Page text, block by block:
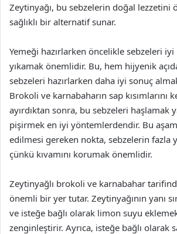
Zeytinyağı, bu sebzelerin doğal lezzetini
sağlıklı bir alternatif sunar.
Yemeği hazırlarken öncelikle sebzeleri
yıkamak önemlidir. Bu, hem hijyenik
sebzeleri hazırlarken daha iyi sonuç
Brokoli ve karnabaharın sap kısımlarını
ayırdıktan sonra, bu sebzeleri haşlamak
pişirmek en iyi yöntemlerdendir. Bu
edilmesi gereken nokta, sebzelerin fazla
çünkü kıvamını korumak önemlidir.
Zeytinyağlı brokoli ve karnabahar
önemli bir yer tutar. Zeytinyağının yanı
ve isteğe bağlı olarak limon suyu
zenginleştirir. Ayrıca, isteğe bağlı olarak